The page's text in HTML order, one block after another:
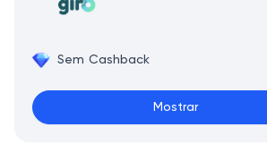
Sem Cashback
Mostrar